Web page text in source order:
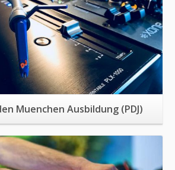
Muenchen Ausbildung (PDJ)
Mehr Informationen